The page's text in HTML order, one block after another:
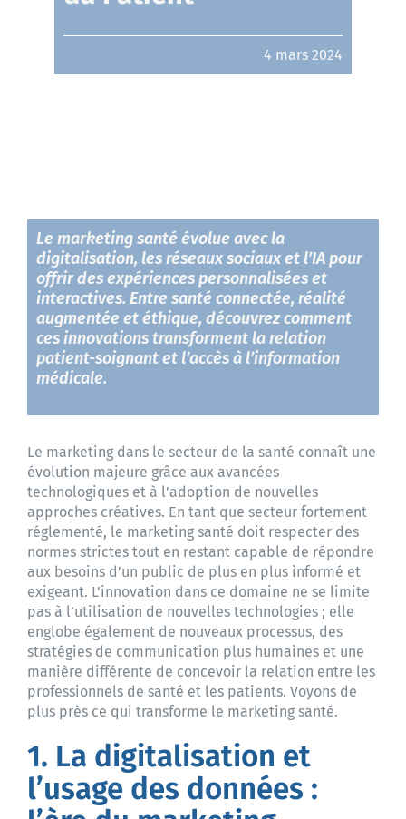
4 mars 2024
Le marketing santé évolue avec la
digitalisation, les réseaux sociaux et l’IA pour
offrir des expériences personnalisées et
interactives. Entre santé connectée, réalité
augmentée et éthique, découvrez comment
ces innovations transforment la relation
patient-soignant et l’accès à l’information
médicale.
Le marketing dans le secteur de la santé connaît une
évolution majeure grâce aux avancées
technologiques et à l’adoption de nouvelles
approches créatives. En tant que secteur fortement
réglementé, le marketing santé doit respecter des
normes strictes tout en restant capable de répondre
aux besoins d’un public de plus en plus informé et
exigeant. L’innovation dans ce domaine ne se limite
pas à l’utilisation de nouvelles technologies ; elle
englobe également de nouveaux processus, des
stratégies de communication plus humaines et une
manière différente de concevoir la relation entre les
professionnels de santé et les patients. Voyons de
plus près ce qui transforme le marketing santé.
1. La digitalisation et
l’usage des données :